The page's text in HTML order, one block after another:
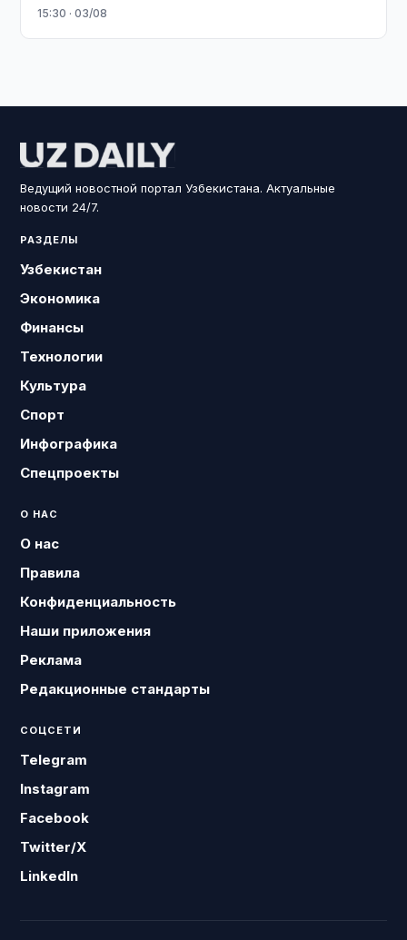
15:30 · 03/08
Ведущий новостной портал Узбекистана. Актуальные
новости 24/7.
РАЗДЕЛЫ
Узбекистан
Экономика
Финансы
Технологии
Культура
Спорт
Инфографика
Спецпроекты
О НАС
О нас
Правила
Конфиденциальность
Наши приложения
Реклама
Редакционные стандарты
СОЦСЕТИ
Telegram
Instagram
Facebook
Twitter/X
LinkedIn